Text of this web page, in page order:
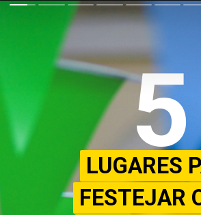
LUGARES
FESTEJAR
LUGARES
FESTEJAR
5